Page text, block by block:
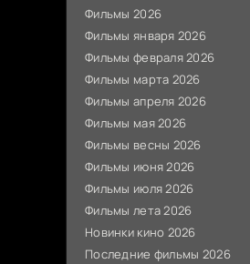
Фильмы 2026
Фильмы января 2026
Фильмы февраля 2026
Фильмы марта 2026
Фильмы апреля 2026
Фильмы мая 2026
Фильмы весны 2026
Фильмы июня 2026
Фильмы июля 2026
Фильмы лета 2026
Новинки кино 2026
Последние фильмы 2026